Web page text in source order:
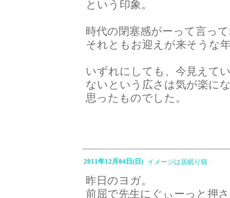
という印象。
時代の閉塞感がーって言っ
それともお迎えが来そうな
いずれにしても、今見えて
ないという広さは気が楽に
思ったものでした。
2011年12月04日(日) イメージは居眠り猫
昨日のヨガ。
前屈で先生にぐぃーっと押